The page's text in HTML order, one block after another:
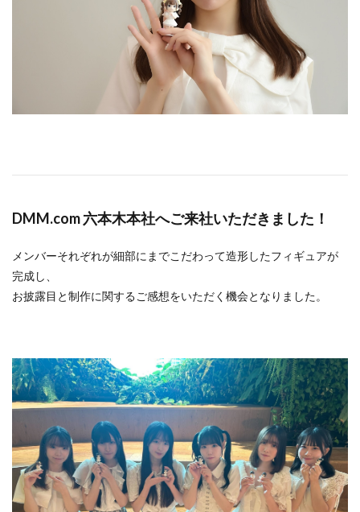
DMM.com 六本木本社へご来社いただきました！
メンバーそれぞれが細部にまでこだわって造形したフィギュアが
完成し、
お披露目と制作に関するご感想をいただく機会となりました。